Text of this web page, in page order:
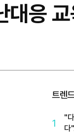
대응
트렌
1
"
다